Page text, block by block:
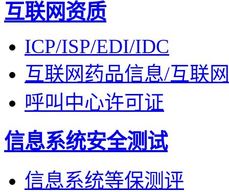
互联网资质
ICP/ISP/EDI/IDC
互联网药品信息/互联
呼叫中心许可证
信息系统安全测试
信息系统等保测评